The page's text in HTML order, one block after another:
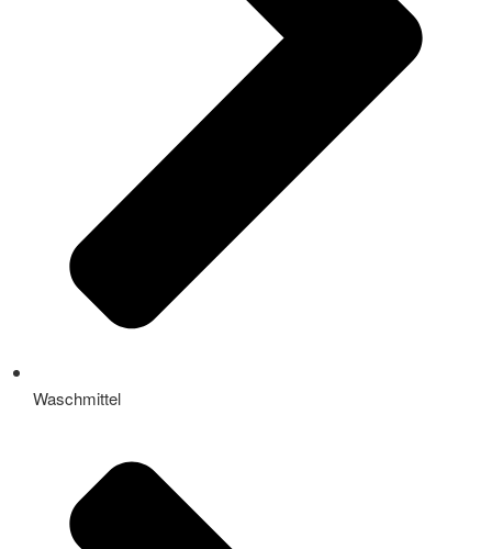
Waschmittel